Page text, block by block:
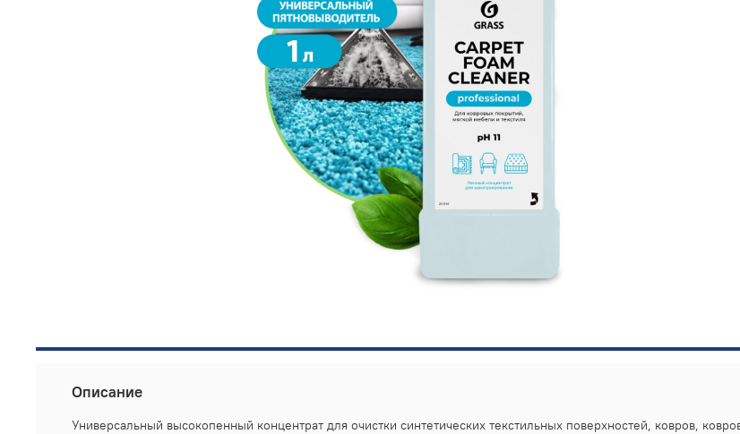
Описание
Универсальный высокопенный концентрат для очистки синтетических текстильных поверхностей, ковров,